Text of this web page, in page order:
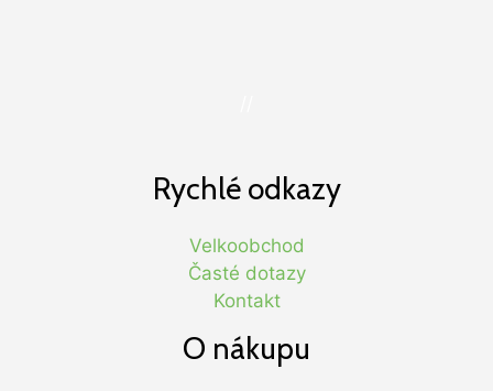
Rychlé odkazy
Velkoobchod
Časté dotazy
Kontakt
O nákupu